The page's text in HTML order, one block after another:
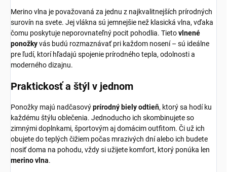
Merino vlna je považovaná za jednu z najkvalitnejších prírodných
surovín na svete. Jej vlákna sú jemnejšie než klasická vlna, vďaka
čomu poskytuje neporovnateľný pocit pohodlia. Tietovlnené
ponožkyvás budú rozmaznávať pri každom nosení – sú ideálne
pre ľudí, ktorí hľadajú spojenie prírodného tepla, odolnosti a
moderného dizajnu.
Praktickosť a štýl v jednom
Ponožky majú nadčasovýprírodný biely odtieň, ktorý sa hodí ku
každému štýlu oblečenia. Jednoducho ich skombinujete so
zimnými doplnkami, športovým aj domácim outfitom. Či už ich
obujete do teplých čižiem počas mrazivých dní alebo ich budete
nosiť doma na pohodu, vždy si užijete komfort, ktorý ponúka len
merino vlna.